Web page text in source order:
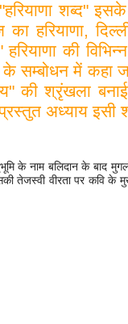
शब्द"
की
के सम्बोधन में कहा
की श्रृंखला
अध्याय इसी
के नाम बलिदान के बाद
तेजस्वी वीरता पर कवि के